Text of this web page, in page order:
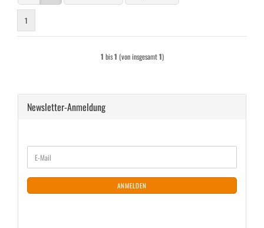
1
1 bis1 (von insgesamt1)
Newsletter-Anmeldung
ZUR
NEWSLETTER-
ANMELDUNG
E-
Mail
ANMELDEN